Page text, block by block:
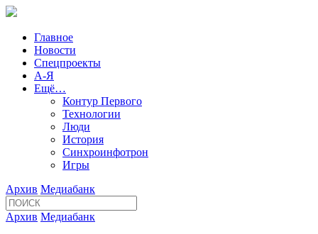
Главное
Новости
Спецпроекты
А-Я
Ещё…
Контур Первого
Технологии
Люди
История
Синхроинфотрон
Игры
Архив Медиабанк
Архив Медиабанк